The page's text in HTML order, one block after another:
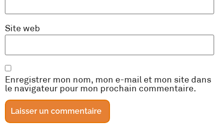
Site web
Enregistrer mon nom, mon e-mail et mon site dans
le navigateur pour mon prochain commentaire.